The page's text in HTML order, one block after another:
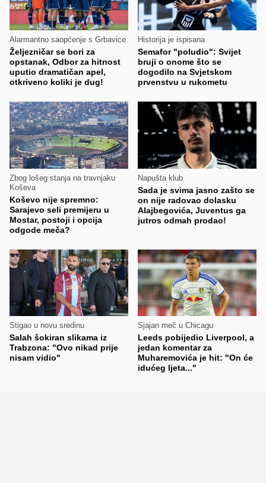
Alarmantno saopćenje s Grbavice
Željezničar se bori za
opstanak, Odbor za hitnost
uputio dramatičan apel,
otkriveno koliki je dug!
Historija je ispisana
Semafor "poludio": Svijet
bruji o onome što se
dogodilo na Svjetskom
prvenstvu u rukometu
Zbog lošeg stanja na travnjaku
Koševa
Koševo nije spremno:
Sarajevo seli premijeru u
Mostar, postoji i opcija
odgode meča?
Napušta klub
Sada je svima jasno zašto se
on nije radovao dolasku
Alajbegovića, Juventus ga
jutros odmah prodao!
Stigao u novu sredinu
Salah šokiran slikama iz
Trabzona: "Ovo nikad prije
nisam vidio"
Sjajan meč u Chicagu
Leeds pobijedio Liverpool, a
jedan komentar za
Muharemovića je hit: "On će
idućeg ljeta..."